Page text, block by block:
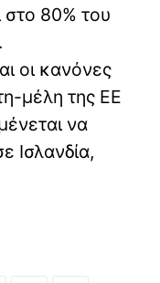
στο 80% του
οι κανόνες
μέλη της ΕΕ
να
Ισλανδία,